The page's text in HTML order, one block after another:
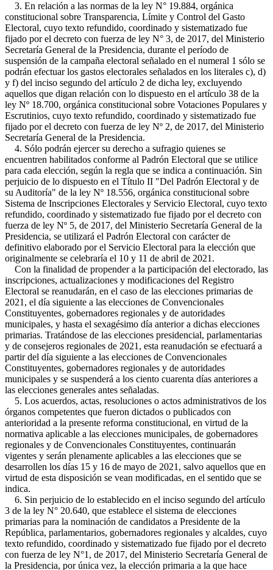
3. En relación a las normas de la ley N° 19.884, orgánica
constitucional sobre Transparencia, Límite y Control del Gasto
Electoral, cuyo texto refundido, coordinado y sistematizado fue
fijado por el decreto con fuerza de ley N° 3, de 2017, del Ministerio
Secretaría General de la Presidencia, durante el período de
suspensión de la campaña electoral señalado en el numeral 1 sólo se
podrán efectuar los gastos electorales señalados en los literales c), d)
y f) del inciso segundo del artículo 2 de dicha ley, excluyendo
aquellos que digan relación con lo dispuesto en el artículo 38 de la
ley Nº 18.700, orgánica constitucional sobre Votaciones Populares y
Escrutinios, cuyo texto refundido, coordinado y sistematizado fue
fijado por el decreto con fuerza de ley Nº 2, de 2017, del Ministerio
Secretaría General de la Presidencia.
4. Sólo podrán ejercer su derecho a sufragio quienes se
encuentren habilitados conforme al Padrón Electoral que se utilice
para cada elección, según la regla que se indica a continuación. Sin
perjuicio de lo dispuesto en el Título II "Del Padrón Electoral y de
su Auditoría" de la ley Nº 18.556, orgánica constitucional sobre
Sistema de Inscripciones Electorales y Servicio Electoral, cuyo texto
refundido, coordinado y sistematizado fue fijado por el decreto con
fuerza de ley Nº 5, de 2017, del Ministerio Secretaría General de la
Presidencia, se utilizará el Padrón Electoral con carácter de
definitivo elaborado por el Servicio Electoral para la elección que
originalmente se celebraría el 10 y 11 de abril de 2021.
Con la finalidad de propender a la participación del electorado, las
inscripciones, actualizaciones y modificaciones del Registro
Electoral se reanudarán, en el caso de las elecciones primarias de
2021, el día siguiente a las elecciones de Convencionales
Constituyentes, gobernadores regionales y de autoridades
municipales, y hasta el sexagésimo día anterior a dichas elecciones
primarias. Tratándose de las elecciones presidencial, parlamentarias
y de consejeros regionales de 2021, esta reanudación se efectuará a
partir del día siguiente a las elecciones de Convencionales
Constituyentes, gobernadores regionales y de autoridades
municipales y se suspenderá a los ciento cuarenta días anteriores a
las elecciones generales antes señaladas.
5. Los acuerdos, actas, resoluciones o actos administrativos de los
órganos competentes que fueron dictados o publicados con
anterioridad a la presente reforma constitucional, en virtud de la
normativa aplicable a las elecciones municipales, de gobernadores
regionales y de Convencionales Constituyentes, continuarán
vigentes y serán plenamente aplicables a las elecciones que se
desarrollen los días 15 y 16 de mayo de 2021, salvo aquellos que en
virtud de esta disposición se vean modificadas, en el sentido que se
indica.
6. Sin perjuicio de lo establecido en el inciso segundo del artículo
3 de la ley N° 20.640, que establece el sistema de elecciones
primarias para la nominación de candidatos a Presidente de la
República, parlamentarios, gobernadores regionales y alcaldes, cuyo
texto refundido, coordinado y sistematizado fue fijado por el decreto
con fuerza de ley N°1, de 2017, del Ministerio Secretaría General de
la Presidencia, por única vez, la elección primaria a la que hace